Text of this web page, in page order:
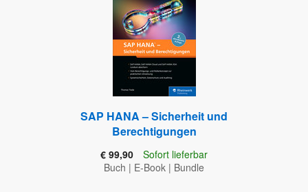
SAP HANA – Sicherheit und
Berechtigungen
€ 99,90
Sofort lieferbar
Buch | E-Book | Bundle